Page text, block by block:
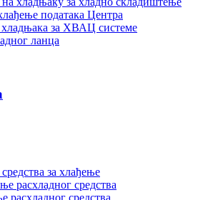
података Центра
за ХВАЦ системе
ланца
за хлађење
расхладног средства
расхладног средства